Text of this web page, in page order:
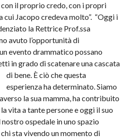
il proprio credo, con i propri
cui Jacopo credeva molto”. “Oggi i
la Rettrice Prof.ssa
avuto l’opportunità di
evento drammatico possano
in grado di scatenare una cascata
di bene. È ciò che questa
esperienza ha determinato. Siamo
la sua mamma, ha contribuito
vita a tante persone e oggi il suo
ospedale in uno spazio
sta vivendo un momento di